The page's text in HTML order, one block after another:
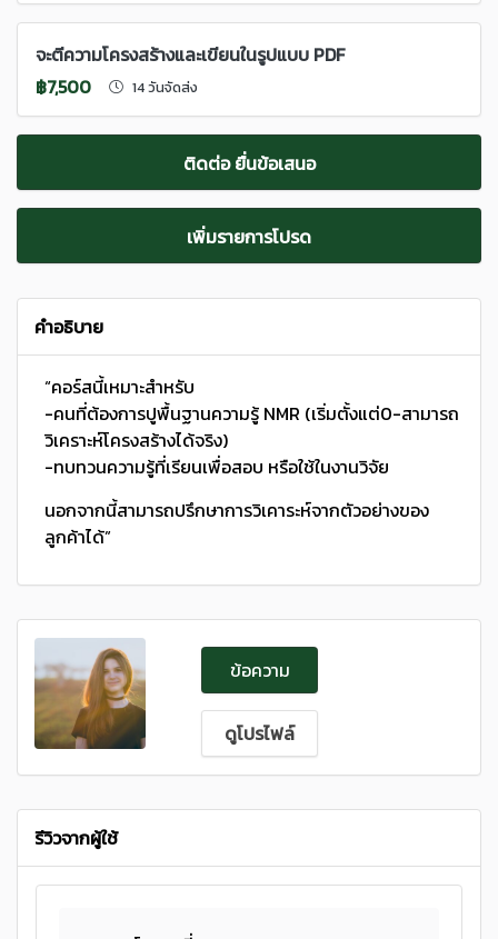
จะตีความโครงสร้างและเขียนในรูปแบบ PDF
฿7,500
14 วันจัดส่ง
ติดต่อ ยื่นข้อเสนอ
เพิ่มรายการโปรด
คำอธิบาย
“คอร์สนี้เหมาะสำหรับ
-คนที่ต้องการปูพื้นฐานความรู้ NMR (เริ่มตั้งแต่0-สามารถ
วิเคราะห์โครงสร้างได้จริง)
-ทบทวนความรู้ที่เรียนเพื่อสอบ หรือใช้ในงานวิจัย
นอกจากนี้สามารถปรึกษาการวิเคาระห์จากตัวอย่างของ
ลูกค้าได้”
ข้อความ
ดูโปรไฟล์
รีวิวจากผู้ใช้